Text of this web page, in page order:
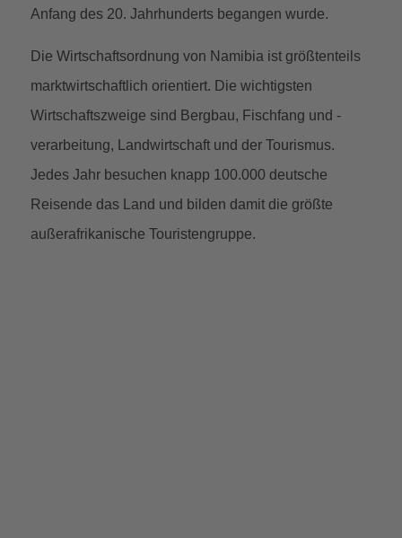
Anfang des 20. Jahrhunderts begangen wurde.
Die Wirtschaftsordnung von Namibia ist größtenteils
marktwirtschaftlich orientiert. Die wichtigsten
Wirtschaftszweige sind Bergbau, Fischfang und -
verarbeitung, Landwirtschaft und der Tourismus.
Jedes Jahr besuchen knapp 100.000 deutsche
Reisende das Land und bilden damit die größte
außerafrikanische Touristengruppe.